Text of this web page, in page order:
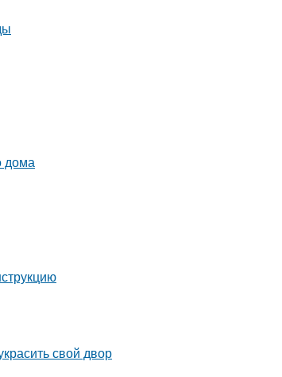
дома
свой двор